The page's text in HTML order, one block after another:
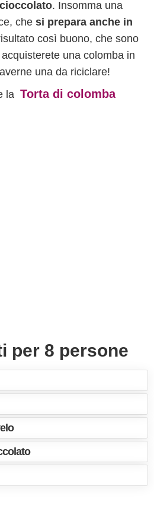
. Insomma una
che si prepara anche in
così buono, che sono
una colomba in
una da riciclare!
la Torta di colomba
per 8 persone